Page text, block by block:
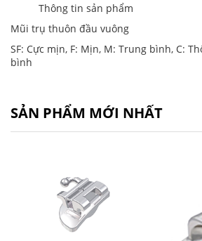
Thông tin sản phẩm
Mũi trụ thuôn đầu vuông
SF: Cực mịn, F: Mịn, M: Trung bình, C:
bình
SẢN PHẨM MỚI NHẤT